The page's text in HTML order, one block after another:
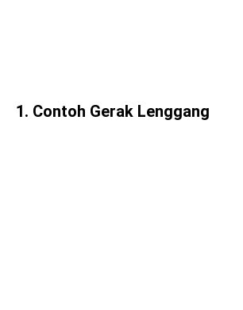
1. Contoh Gerak Lenggang